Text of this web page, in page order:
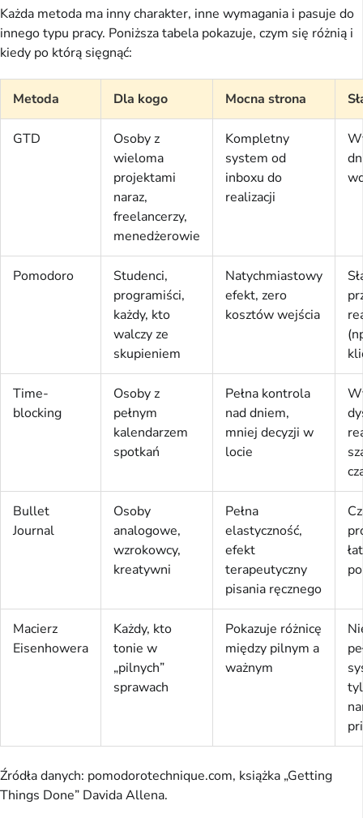
Każda metoda ma inny charakter, inne wymagania i pasuje do
innego typu pracy. Poniższa tabela pokazuje, czym się różnią i
kiedy po którą sięgnąć:
Metoda Dla kogo Mocna strona
GTD
Osoby z
wieloma
projektami
naraz,
freelancerzy,
menedżerowie
Kompletny
system od
inboxu do
realizacji
Pomodoro
Studenci,
programiści,
każdy, kto
walczy ze
skupieniem
Natychmiastowy
efekt, zero
kosztów wejścia
Time-
blocking
Osoby z
pełnym
kalendarzem
spotkań
Pełna kontrola
nad dniem,
mniej decyzji w
locie
Bullet
Journal
Osoby
analogowe,
wzrokowcy,
kreatywni
Pełna
elastyczność,
efekt
terapeutyczny
pisania ręcznego
Macierz
Eisenhowera
Każdy, kto
tonie w
„pilnych”
sprawach
Pokazuje różnicę
między pilnym a
ważnym
Źródła danych: pomodorotechnique.com, książka „Getting
Things Done” Davida Allena.